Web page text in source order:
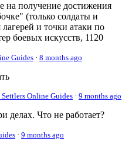
на получение достижения
(только солдаты и
и точки атаки по
боевых искусств, 1120
Guides · 8 months ago
Online Guides · 9 months ago
делах. Что не работает?
· 9 months ago